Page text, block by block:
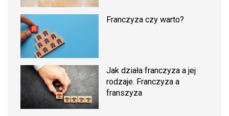
Franczyza czy warto?
Jak działa franczyza a jej
rodzaje. Franczyza a
franszyza